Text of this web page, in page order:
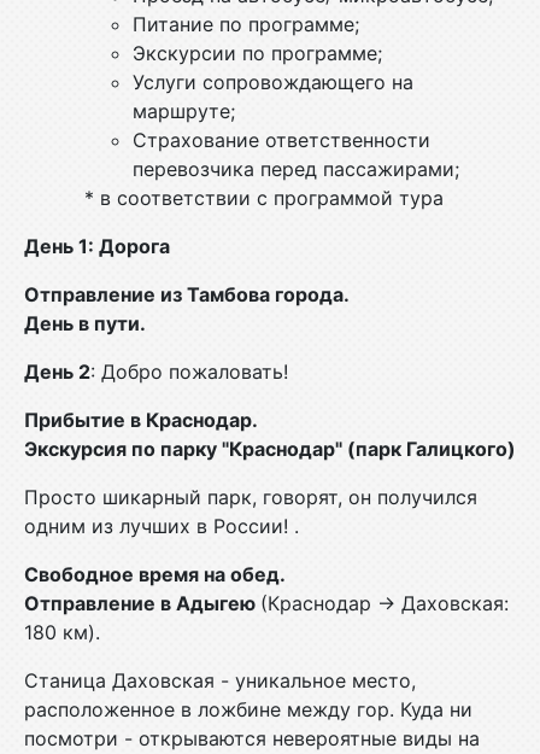
Питание по программе;
Экскурсии по программе;
Услуги сопровождающего на
маршруте;
Страхование ответственности
перевозчика перед пассажирами;
* в соответствии с программой тура
День 1: Дорога
Отправление из Тамбова города.
День в пути.
День 2: Добро пожаловать!
Прибытие в Краснодар.
Экскурсия по парку "Краснодар" (парк Галицкого)
Просто шикарный парк, говорят, он получился
одним из лучших в России! .
Свободное время на обед.
Отправление в Адыгею (Краснодар → Даховская:
180 км).
Станица Даховская - уникальное место,
расположенное в ложбине между гор. Куда ни
посмотри - открываются невероятные виды на